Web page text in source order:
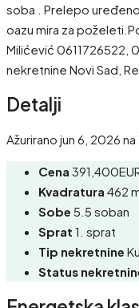
soba . Prelepo
oazu mira za
Milićević 0611726522,
nekretnine Novi Sad,
Detalji
Ažurirano jun 6, 2026 na
Cena
Kvadratura 462
Sobe 5.5 soban
Sprat 1. sprat
Tip nekretnine
Status